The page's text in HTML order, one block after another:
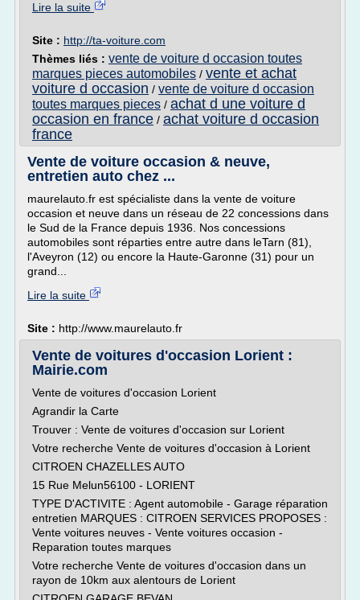
Lire la suite
Site : http://ta-voiture.com
Thèmes liés : vente de voiture d occasion toutes
marques pieces automobiles / vente et achat
voiture d occasion / vente de voiture d occasion
toutes marques pieces / achat d une voiture d
occasion en france / achat voiture d occasion
france
Vente de voiture occasion & neuve,
entretien auto chez ...
maurelauto.fr est spécialiste dans la vente de voiture
occasion et neuve dans un réseau de 22 concessions dans
le Sud de la France depuis 1936. Nos concessions
automobiles sont réparties entre autre dans leTarn (81),
l'Aveyron (12) ou encore la Haute-Garonne (31) pour un
grand...
Lire la suite
Site : http://www.maurelauto.fr
Vente de voitures d'occasion Lorient :
Mairie.com
Vente de voitures d'occasion Lorient
Agrandir la Carte
Trouver : Vente de voitures d'occasion sur Lorient
Votre recherche Vente de voitures d'occasion à Lorient
CITROEN CHAZELLES AUTO
15 Rue Melun56100 - LORIENT
TYPE D'ACTIVITE : Agent automobile - Garage réparation
entretien MARQUES : CITROEN SERVICES PROPOSES :
Vente voitures neuves - Vente voitures occasion -
Reparation toutes marques
Votre recherche Vente de voitures d'occasion dans un
rayon de 10km aux alentours de Lorient